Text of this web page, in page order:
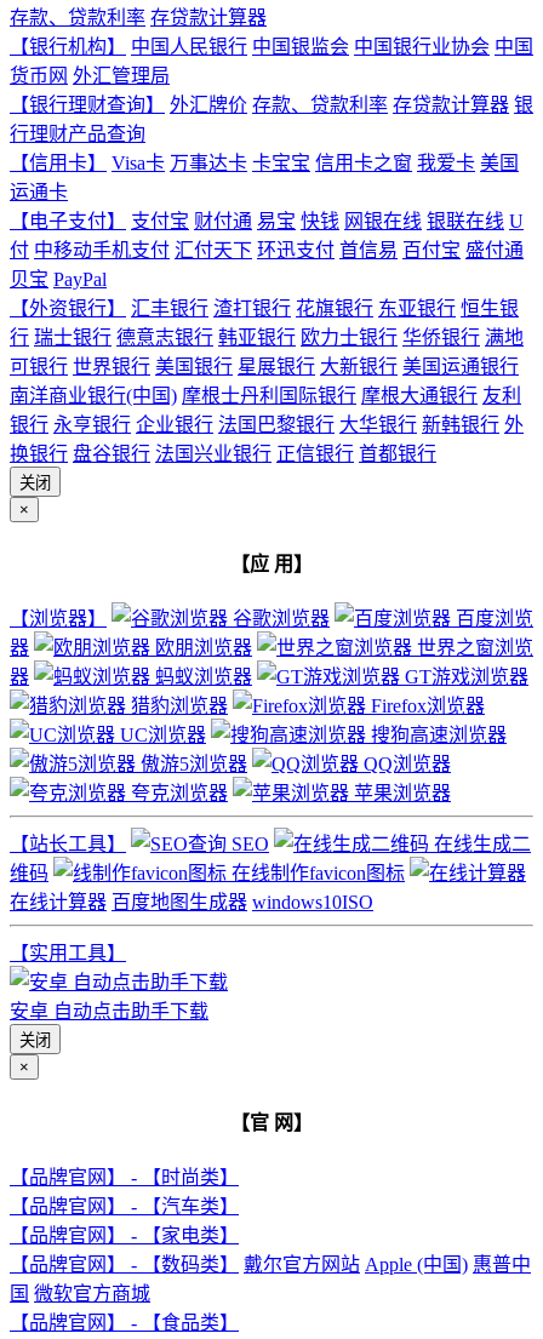
存款、贷款利率 存贷款计算器
【银行机构】
中国人民银行 中国银监会 中国银行业协会 中国
货币网 外汇管理局
【银行理财查询】
外汇牌价 存款、贷款利率 存贷款计算器 银
行理财产品查询
【信用卡】
Visa卡 万事达卡 卡宝宝 信用卡之窗 我爱卡 美国
运通卡
【电子支付】
支付宝 财付通 易宝 快钱 网银在线 银联在线 U
付 中移动手机支付 汇付天下 环迅支付 首信易 百付宝 盛付通
贝宝 PayPal
【外资银行】
汇丰银行 渣打银行 花旗银行 东亚银行 恒生银
行 瑞士银行 德意志银行 韩亚银行 欧力士银行 华侨银行 满地
可银行 世界银行 美国银行 星展银行 大新银行 美国运通银行
南洋商业银行(中国) 摩根士丹利国际银行 摩根大通银行 友利
银行 永亨银行 企业银行 法国巴黎银行 大华银行 新韩银行 外
换银行 盘谷银行 法国兴业银行 正信银行 首都银行
关闭
×
【应 用】
【浏览器】 谷歌浏览器
百度浏览
器
欧朋浏览器
世界之窗浏览
器
蚂蚁浏览器
GT游戏浏览器
猎豹浏览器
Firefox浏览器
UC浏览器
搜狗高速浏览器
傲游5浏览器
QQ浏览器
夸克浏览器
苹果浏览器
【站长工具】 SEO
在线生成二
维码
在线制作favicon图标
在线计算器 百度地图生成器 windows10ISO
【实用工具】
安卓 自动点击助手下载
关闭
×
【官 网】
【品牌官网】 - 【时尚类】
【品牌官网】 - 【汽车类】
【品牌官网】 - 【家电类】
【品牌官网】 - 【数码类】
戴尔官方网站 Apple (中国) 惠普中
国 微软官方商城
【品牌官网】 - 【食品类】